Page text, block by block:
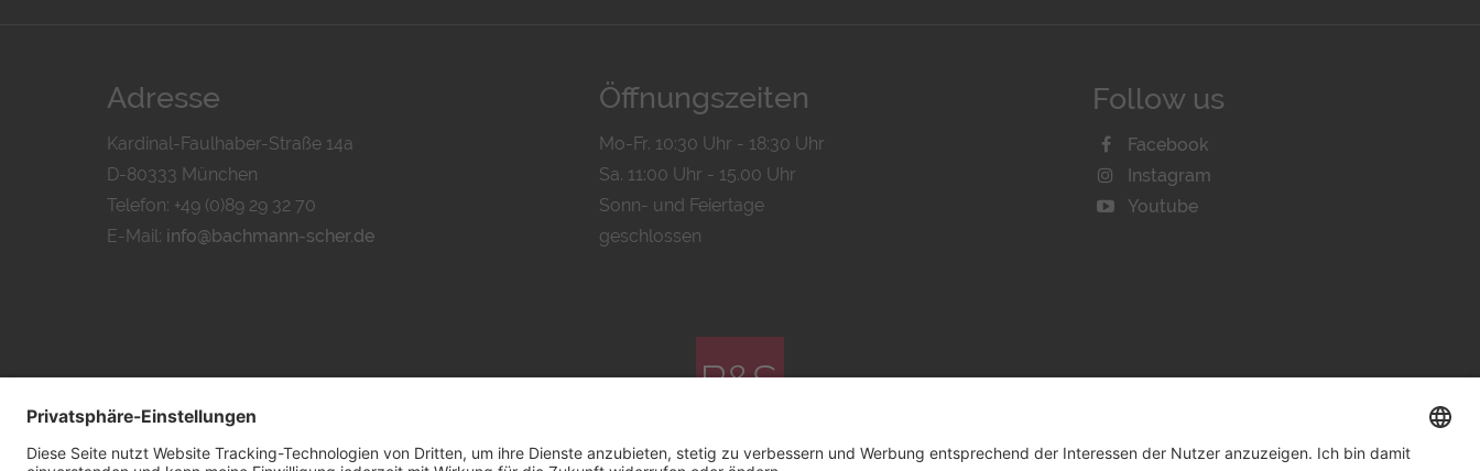
Adresse
Kardinal-Faulhaber-Straße 14a
D-80333 München
Telefon: +49 (0)89 29 32 70
E-Mail: info@bachmann-scher.de
Öffnungszeiten
Mo-Fr. 10:30 Uhr - 18:30 Uhr
Sa. 11:00 Uhr - 15.00 Uhr
Sonn- und Feiertage
geschlossen
Follow us
Facebook
Instagram
Youtube
© 2026 by Bachmann & Scher GmbH / Watchandco GmbH